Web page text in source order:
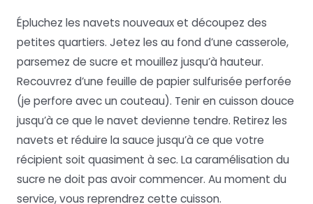
Épluchez les navets nouveaux et découpez des
petites quartiers. Jetez les au fond d’une casserole,
parsemez de sucre et mouillez jusqu’à hauteur.
Recouvrez d’une feuille de papier sulfurisée perforée
(je perfore avec un couteau). Tenir en cuisson douce
jusqu’à ce que le navet devienne tendre. Retirez les
navets et réduire la sauce jusqu’à ce que votre
récipient soit quasiment à sec. La caramélisation du
sucre ne doit pas avoir commencer. Au moment du
service, vous reprendrez cette cuisson.